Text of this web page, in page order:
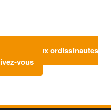
aux ordissinautes
vous